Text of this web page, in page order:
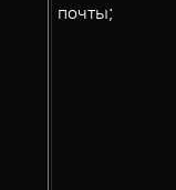
почты;